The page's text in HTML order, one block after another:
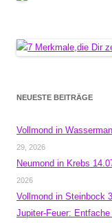
NEUESTE BEITRÄGE
Vollmond in
29, 2026
Neumond in Krebs
2026
Vollmond in Steinbock
Jupiter-Feuer: